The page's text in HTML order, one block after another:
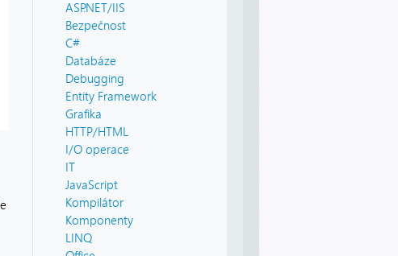
ASP.NET/IIS
Bezpečnost
C#
Databáze
Debugging
Entity Framework
Grafika
HTTP/HTML
I/O operace
IT
JavaScript
Kompilátor
Komponenty
LINQ